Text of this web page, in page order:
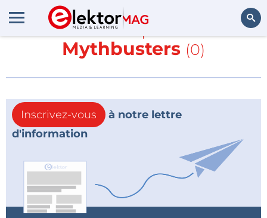
En savoir plus sur
Mythbusters (0)
Inscrivez-vous
à notre lettre
d'information